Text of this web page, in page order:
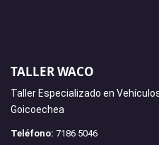
TALLER WACO
Taller Especializado en
Goicoechea
Teléfono: 7186 5046